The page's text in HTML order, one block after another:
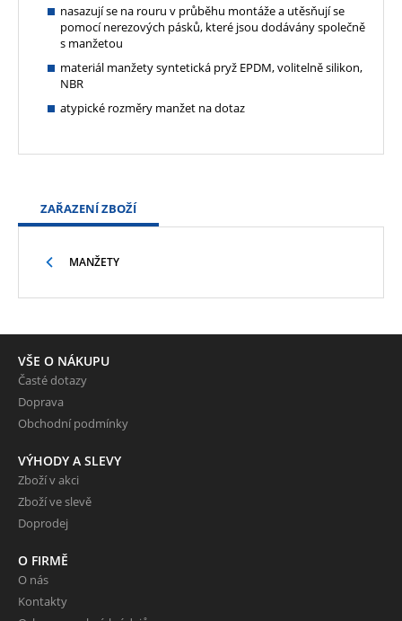
nasazují se na rouru v průběhu montáže a utěsňují se
pomocí nerezových pásků, které jsou dodávány společně
s manžetou
materiál manžety syntetická pryž EPDM, volitelně silikon,
NBR
atypické rozměry manžet na dotaz
ZAŘAZENÍ ZBOŽÍ
MANŽETY
VŠE O NÁKUPU
Časté dotazy
Doprava
Obchodní podmínky
VÝHODY A SLEVY
Zboží v akci
Zboží ve slevě
Doprodej
O FIRMĚ
O nás
Kontakty